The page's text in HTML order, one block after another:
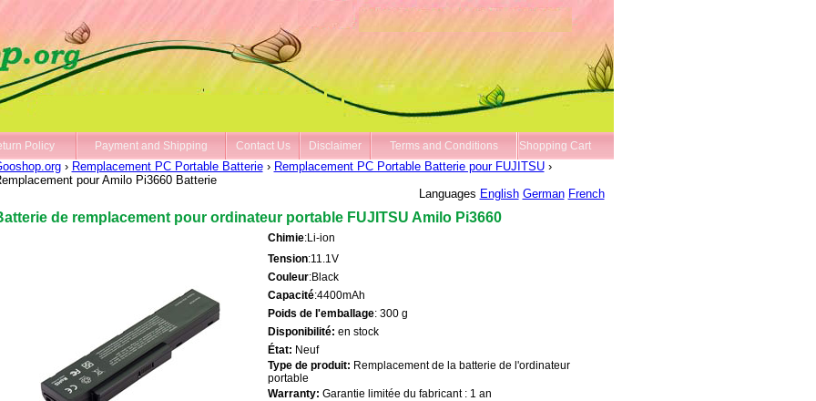
Policy Payment and Shipping Contact Us Disclaimer Terms and Conditions Shopping Cart
› Remplacement PC Portable Batterie› Remplacement PC Portable Batterie pour FUJITSU›
pour Amilo Pi3660 Batterie
Languages English German French
de remplacement pour ordinateur portable FUJITSU Amilo Pi3660
Chimie:Li-ion
Tension:11.1V
Couleur:Black
Capacité:4400mAh
Poids de l'emballage: 300 g
Disponibilité: en stock
État: Neuf
Type de produit: Remplacement de la batterie de l'ordinateur
portable
Warranty: Garantie limitée du fabricant : 1 an